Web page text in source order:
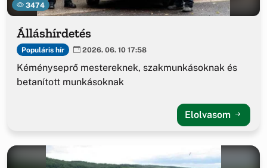
3474
Álláshírdetés
Populáris hír 2026. 06. 10 17:58
Kéményseprő mestereknek, szakmunkásoknak és
betanított munkásoknak
Elolvasom